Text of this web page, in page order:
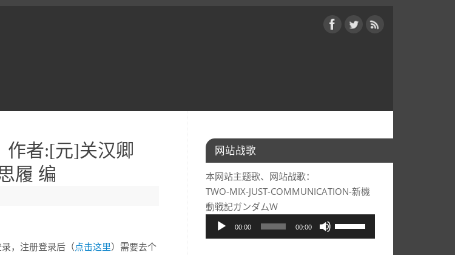
作者:[元]关汉卿
履 编
，注册登录后（点击这里）需要去个
网站战歌
本网站主题歌、网站战歌：
TWO-MIX-JUST-COMMUNICATION-新機
動戦記ガンダムW
频
00:00 00:00
用